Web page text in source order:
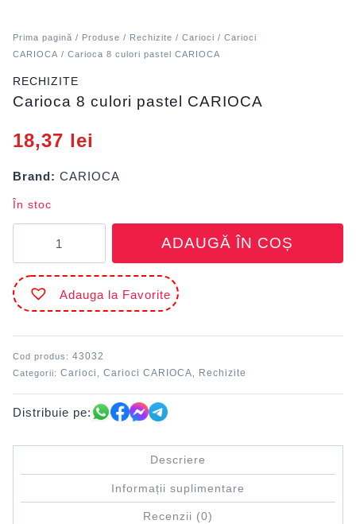
Prima pagină / Produse / Rechizite / Carioci / Carioci
CARIOCA / Carioca 8 culori pastel CARIOCA
RECHIZITE
Carioca 8 culori pastel CARIOCA
18,37 lei
Brand: CARIOCA
În stoc
Carioca
8
culori
pastel
CARIOCA
ADAUGĂ ÎN COȘ
Adauga la Favorite
Cod produs: 43032
Categorii: Carioci , Carioci CARIOCA, Rechizite
Distribuie pe:
Descriere
Informații suplimentare
Recenzii (0)